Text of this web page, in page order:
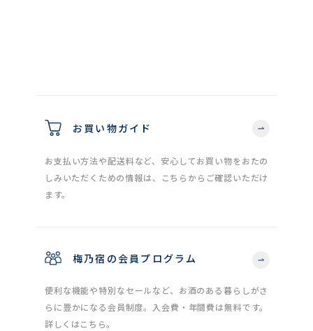
お買い物ガイド
お支払い方法や配送料など、安心してお買い物をおたの
しみいただくための情報は、こちらからご確認いただけ
ます。
梅乃宿の会員プログラム
便利な機能や特別なセールなど、お酒のある暮らしがさ
らに豊かになる会員制度。入会費・年間費は無料です。
詳しくはこちら。